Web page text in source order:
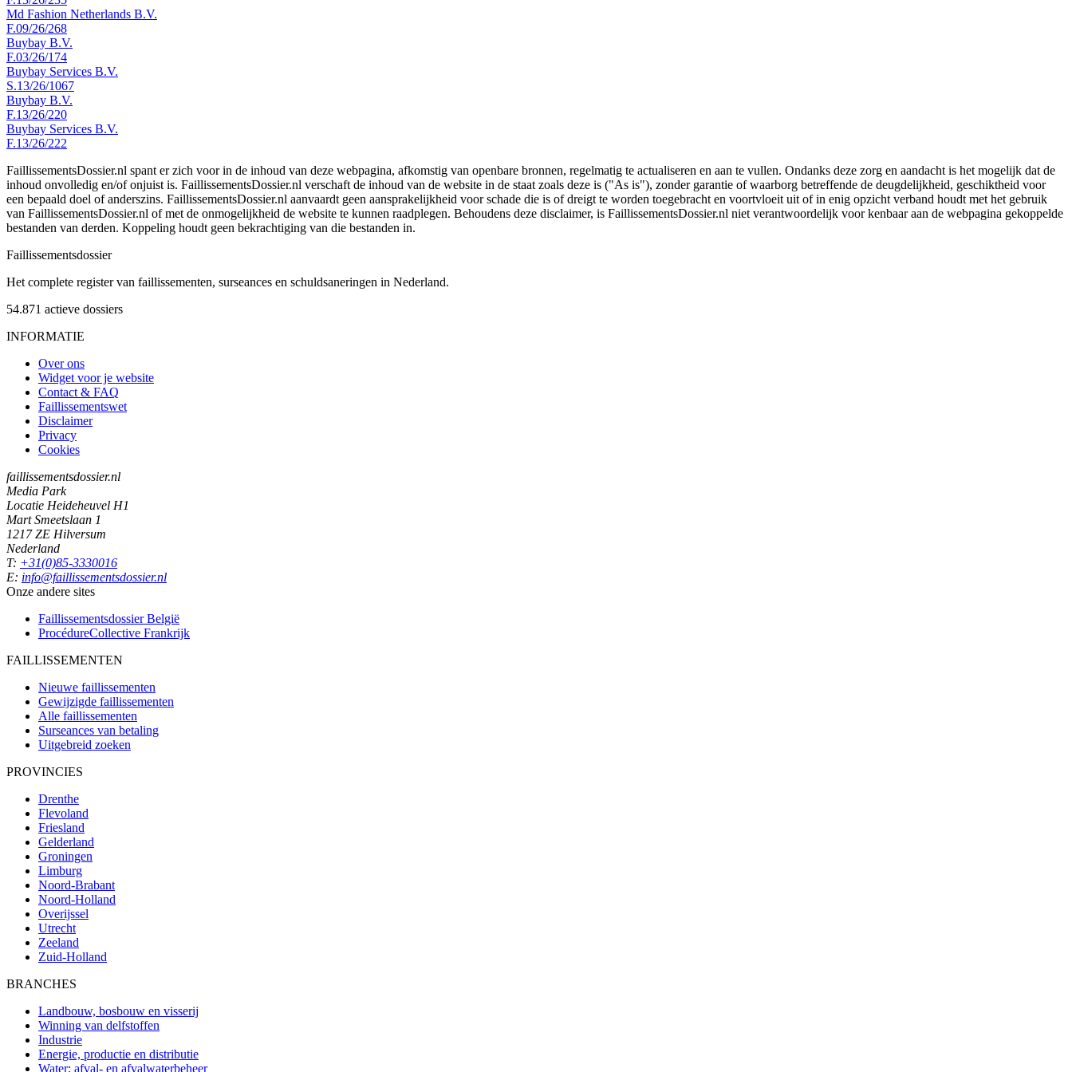
Md Fashion Netherlands B.V.
F.09/26/268
Buybay B.V.
F.03/26/174
Buybay Services B.V.
S.13/26/1067
Buybay B.V.
F.13/26/220
Buybay Services B.V.
F.13/26/222
FaillissementsDossier.nl spant er zich voor in de inhoud van deze webpagina, afkomstig van openbare bronnen, regelmatig te actualiseren en aan te vullen. Ondanks deze zorg en aandacht is het mogelijk dat de
inhoud onvolledig en/of onjuist is. FaillissementsDossier.nl verschaft de inhoud van de website in de staat zoals deze is ("As is"), zonder garantie of waarborg betreffende de deugdelijkheid, geschiktheid voor
een bepaald doel of anderszins. FaillissementsDossier.nl aanvaardt geen aansprakelijkheid voor schade die is of dreigt te worden toegebracht en voortvloeit uit of in enig opzicht verband houdt met het gebruik
van FaillissementsDossier.nl of met de onmogelijkheid de website te kunnen raadplegen. Behoudens deze disclaimer, is FaillissementsDossier.nl niet verantwoordelijk voor kenbaar aan de webpagina gekoppelde
bestanden van derden. Koppeling houdt geen bekrachtiging van die bestanden in.
Faillissementsdossier
Het complete register van faillissementen, surseances en schuldsaneringen in Nederland.
54.871 actieve dossiers
INFORMATIE
Over ons
Widget voor je website
Contact & FAQ
Faillissementswet
Disclaimer
Privacy
Cookies
faillissementsdossier.nl
Media Park
Locatie Heideheuvel H1
Mart Smeetslaan 1
1217 ZE Hilversum
Nederland
T: +31(0)85-3330016
E: info@faillissementsdossier.nl
Onze andere sites
Faillissementsdossier België
ProcédureCollective Frankrijk
FAILLISSEMENTEN
Nieuwe faillissementen
Gewijzigde faillissementen
Alle faillissementen
Surseances van betaling
Uitgebreid zoeken
PROVINCIES
Drenthe
Flevoland
Friesland
Gelderland
Groningen
Limburg
Noord-Brabant
Noord-Holland
Overijssel
Utrecht
Zeeland
Zuid-Holland
BRANCHES
Landbouw, bosbouw en visserij
Winning van delfstoffen
Industrie
Energie, productie en distributie
Water; afval- en afvalwaterbeheer